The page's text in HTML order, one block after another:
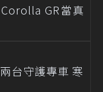
GR當真
台守護專車 寒